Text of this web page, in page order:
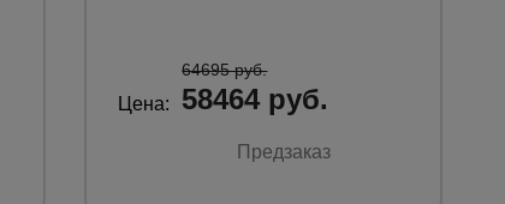
Цена:
64695 руб.
58464 руб.
Предзаказ